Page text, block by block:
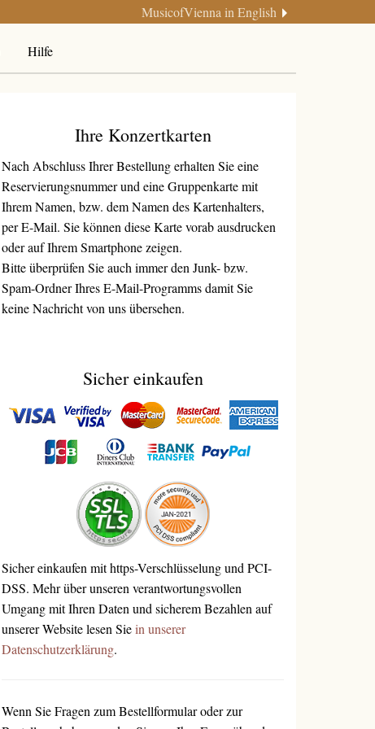
MusicofVienna in English
Hilfe
Ihre Konzertkarten
Nach Abschluss Ihrer Bestellung erhalten Sie eine
Reservierungsnummer und eine Gruppenkarte mit
Ihrem Namen, bzw. dem Namen des Kartenhalters,
per E-Mail. Sie können diese Karte vorab ausdrucken
oder auf Ihrem Smartphone zeigen.
Bitte überprüfen Sie auch immer den Junk- bzw.
Spam-Ordner Ihres E-Mail-Programms damit Sie
keine Nachricht von uns übersehen.
Sicher einkaufen
Sicher einkaufen mit https-Verschlüsselung und PCI-
DSS. Mehr über unseren verantwortungsvollen
Umgang mit Ihren Daten und sicherem Bezahlen auf
unserer Website lesen Siein unserer
Datenschutzerklärung.
Wenn Sie Fragen zum Bestellformular oder zur